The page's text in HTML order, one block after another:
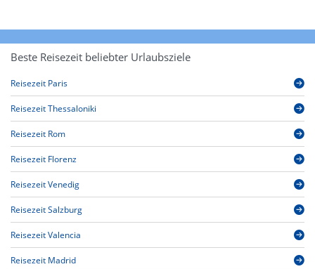
Beste Reisezeit beliebter Urlaubsziele
Reisezeit Paris
Reisezeit Thessaloniki
Reisezeit Rom
Reisezeit Florenz
Reisezeit Venedig
Reisezeit Salzburg
Reisezeit Valencia
Reisezeit Madrid